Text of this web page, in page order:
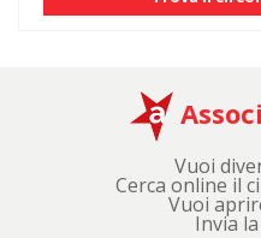
Vuoi
Cerca online il
Vuoi
Invia